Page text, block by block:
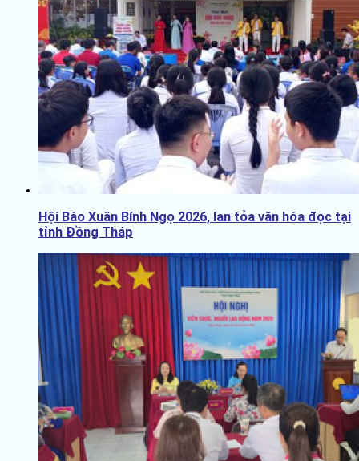
Hội Báo Xuân Bính Ngọ 2026, lan tỏa văn hóa đọc tại
tỉnh Đồng Tháp